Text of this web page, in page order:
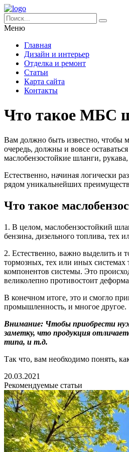
Меню
Главная
Дизайн и интерьер
Отделка и ремонт
Статьи
Карта сайта
Контакты
Что такое МБС
Вам должно быть известно, чтобы
очередь, должны и вовсе
маслобензостойкие шланги,
Естественно, начиная логически
рядом уникальнейших
Что такое
1. В целом, маслобензостойкий
бензина, дизельного топлива, тех
2. Естественно, важно выделить и
тормозных, тех или иных системах
компонентов системы. Это
великолепно противостоит
В конечном итоге, это и смогло
промышленность, и многое другое.
Внимание: Чтобы приобрести
заметку, что продукция
типа, и т.д.
Так что, вам необходимо понять,
20.03.2021
Рекомендуемые статьи